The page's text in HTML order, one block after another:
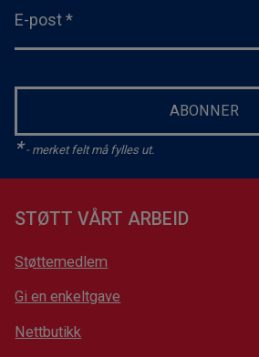
E-post *
ABONNER
*- merket felt må fylles ut.
STØTT VÅRT ARBEID
Støttemedlem
Gi en enkeltgave
Nettbutikk